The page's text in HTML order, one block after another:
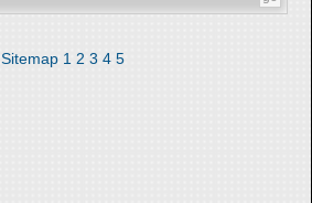
Sitemap 1 2 3 4 5